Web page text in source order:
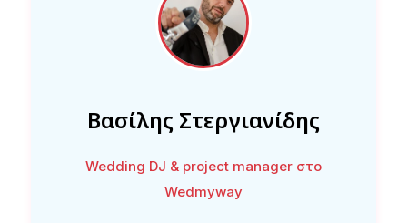
Βασίλης Στεργιανίδης
Wedding DJ & project manager στο
Wedmyway